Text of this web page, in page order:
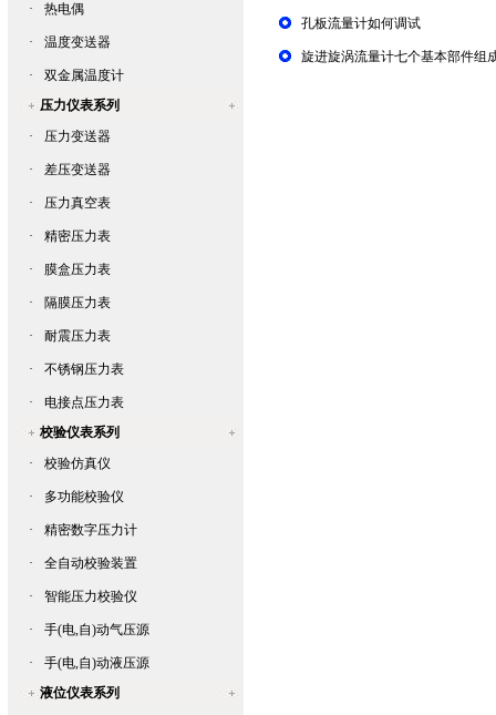
· 热电偶
· 温度变送器
·
双金属温度计
压力仪表系列
·
压力变送器
· 差压变送器
· 压力真空表
· 精密压力表
· 膜盒压力表
· 隔膜压力表
· 耐震压力表
· 不锈钢压力表
·
电接点压力表
校验仪表系列
·
校验仿真仪
· 多功能校验仪
· 精密数字压力计
· 全自动校验装置
· 智能压力校验仪
· 手(电,自)动气压源
·
手(电,自)动液压源
液位仪表系列
孔板流量计如何调试
旋进旋涡流量计七个基本部件组